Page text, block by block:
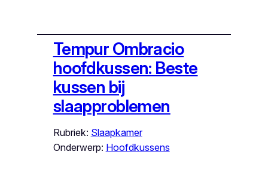
Tempur Ombracio
hoofdkussen: Beste
kussen bij
slaapproblemen
Rubriek: Slaapkamer
Onderwerp: Hoofdkussens